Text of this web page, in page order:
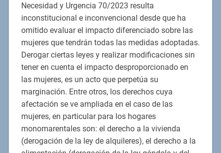
Necesidad y Urgencia 70/2023 resulta
inconstitucional e inconvencional desde que ha
omitido evaluar el impacto diferenciado sobre las
mujeres que tendrán todas las medidas adoptadas.
Derogar ciertas leyes y realizar modificaciones sin
tener en cuenta el impacto desproporcionado en
las mujeres, es un acto que perpetúa su
marginación. Entre otros, los derechos cuya
afectación se ve ampliada en el caso de las
mujeres, en particular para los hogares
monomarentales son: el derecho a la vivienda
(derogación de la ley de alquileres), el derecho a la